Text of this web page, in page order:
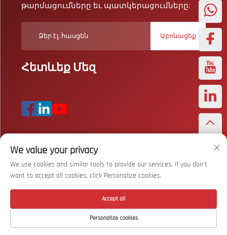
թարմացումները եւ պատկերացումները:
Աբոնացեք
Հետևեք Մեզ
© Բոլոր իրավունքները պաշտպանված են՝ Wuhan Bizarre
Sports Co., Ltd.
Գաղտնիության քաղաքականություն
Գլխավոր էջ Ապրանք Մասին Կապ
We value your privacy
We use cookies and similar tools to provide our services. If you don't
want to accept all cookies, click Personalize cookies.
Personalize cookies
Accept all